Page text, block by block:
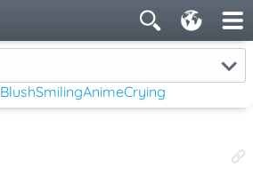
BlushSmilingAnimeCrying